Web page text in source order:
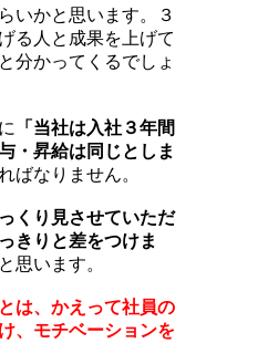
いかと思います。３
る人と成果を上げて
分かってくるでしょ
「当社は入社３年間
・昇給は同じとしま
ばなりません。
くり見させていただ
きりと差をつけま
思います。
は、かえって社員の
、モチベーションを